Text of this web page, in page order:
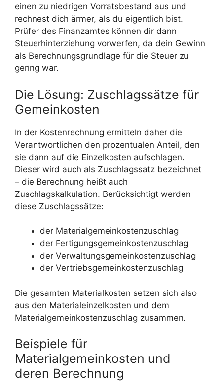
einen zu niedrigen Vorratsbestand aus und
rechnest dich ärmer, als du eigentlich bist.
Prüfer des Finanzamtes können dir dann
Steuerhinterziehung vorwerfen, da dein Gewinn
als Berechnungsgrundlage für die Steuer zu
gering war.
Die Lösung: Zuschlagssätze für
Gemeinkosten
In der Kostenrechnung ermitteln daher die
Verantwortlichen den prozentualen Anteil, den
sie dann auf die Einzelkosten aufschlagen.
Dieser wird auch als Zuschlagssatz bezeichnet
– die Berechnung heißt auch
Zuschlagskalkulation. Berücksichtigt werden
diese Zuschlagssätze:
der Materialgemeinkostenzuschlag
der Fertigungsgemeinkostenzuschlag
der Verwaltungsgemeinkostenzuschlag
der Vertriebsgemeinkostenzuschlag
Die gesamten Materialkosten setzen sich also
aus den Materialeinzelkosten und dem
Materialgemeinkostenzuschlag zusammen.
Beispiele für
Materialgemeinkosten und
deren Berechnung